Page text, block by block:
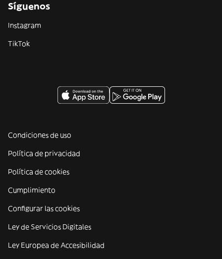
Síguenos
Instagram
TikTok
Condiciones de uso
Política de privacidad
Política de cookies
Cumplimiento
Configurar las cookies
Ley de Servicios Digitales
Ley Europea de Accesibilidad